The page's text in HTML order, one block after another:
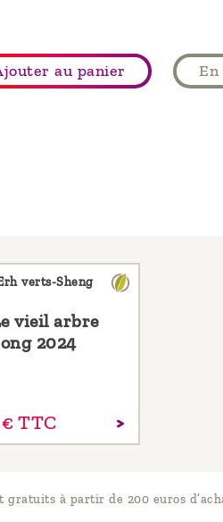
au panier En
verts-Sheng
vieil arbre
2024
€ TTC
gratuits à partir de 200 euros